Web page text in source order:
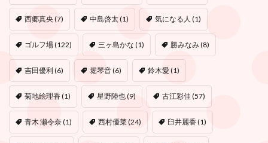
西郷真央(7) 中島啓太(1) 気になる人 (1)
ゴルフ場(122) 三ヶ島かな (1) 勝みなみ(8)
吉田優利 (6) 堀琴音(6) 鈴木愛(1)
菊地絵理香(1) 星野陸也(9) 古江彩佳(57)
青木 瀬令奈(1) 西村優菜(24) 臼井麗香(1)